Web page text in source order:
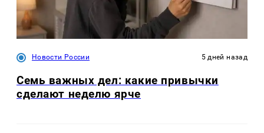
Новости России 5 дней назад
Семь важных дел: какие привычки
сделают неделю ярче